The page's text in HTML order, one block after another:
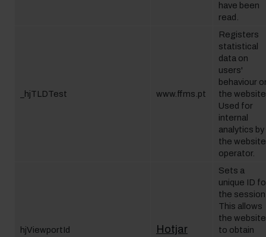
have been
read.
_hjTLDTest www.ffms.pt
Registers
statistical
data on
users'
behaviour
the
Used for
internal
analytics by
the website
operator.
hjViewportId Hotjar
Sets a
unique ID
the
This allows
the website
to obtain